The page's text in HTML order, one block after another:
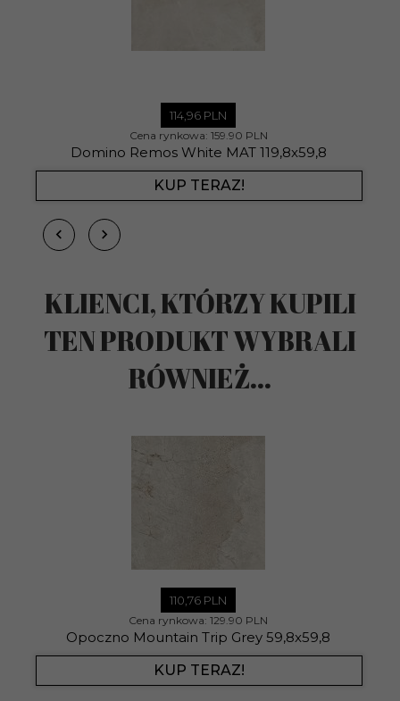
114,96 PLN
Cena rynkowa: 159.90 PLN
Domino Remos White MAT 119,8x59,8
KUP TERAZ!
KLIENCI, KTÓRZY KUPILI
TEN PRODUKT WYBRALI
RÓWNIEŻ...
110, 76 PLN
Cena rynkowa: 129.90 PLN
Opoczno Mountain Trip Grey 59,8x59,8
KUP TERAZ!